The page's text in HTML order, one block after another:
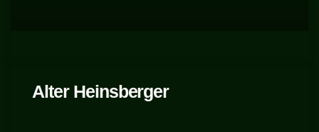
Alter Heinsberger